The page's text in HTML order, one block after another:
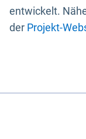
entwickelt.
der Projekt-